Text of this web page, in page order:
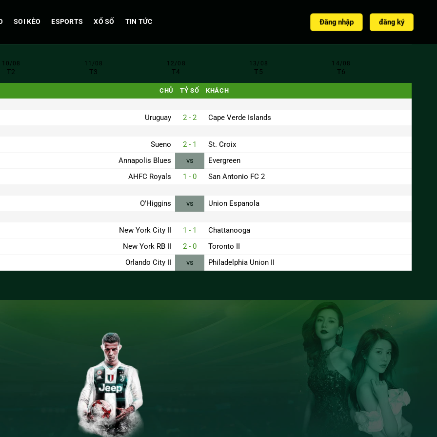
SOI KÈO ESPORTS XỔ SỐ TIN TỨC Đăng nhập đăng ký
10/08
T2
11/08
T3
12/08
T4
13/08
T5
14/08
T6
CHỦ TỶ SỐ
KHÁCH
Uruguay 2 - 2 Cape Verde Islands
Sueno 2 - 1
St. Croix
Annapolis Blues vs
Evergreen
AHFC Royals 1 - 0 San Antonio FC 2
O'Higgins vs Union Espanola
New York City II 1 - 1
Chattanooga
New York RB II 2 - 0
Toronto II
Orlando City II vs Philadelphia Union II